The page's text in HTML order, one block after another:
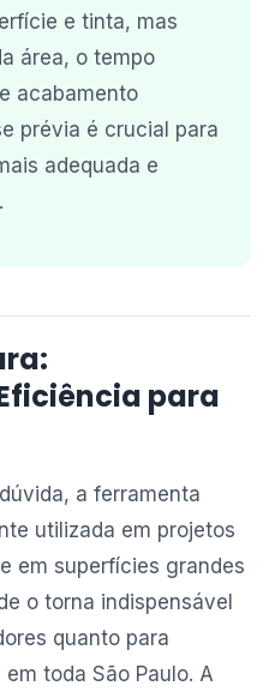
e tinta, mas
área, o tempo
acabamento
prévia é crucial para
adequada e
para
a ferramenta
utilizada em projetos
em superfícies grandes
o torna indispensável
quanto para
toda São Paulo. A